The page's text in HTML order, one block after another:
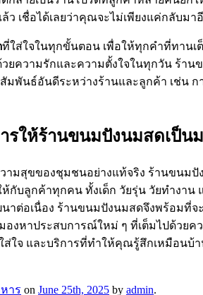
ว เชื่อได้เลยว่าคุณจะไม่เพียงแค่กลับ
ที่ใส่ใจในทุกขั้นตอน เพื่อให้ทุกคำที่ทาน
ยความรักและความตั้งใจในทุกวัน ร้า
มพันธ์อันดีระหว่างร้านและลูกค้า เช่น
รให้ร้านขนมปังนมสดเป็น
ามสุขของชุมชนอย่างแท้จริง ร้านขนม
บลูกค้าทุกคน ทั้งเด็ก วัยรุ่น วัยทำงาน
าต่อเนื่อง ร้านขนมปังนมสดจึงพร้อมที่
องหาประสบการณ์ใหม่ ๆ ที่เต็มไปด้ว
จ และบริการที่ทำให้คุณรู้สึกเหมือนบ้
าร on June 25th, 2025 by admin.